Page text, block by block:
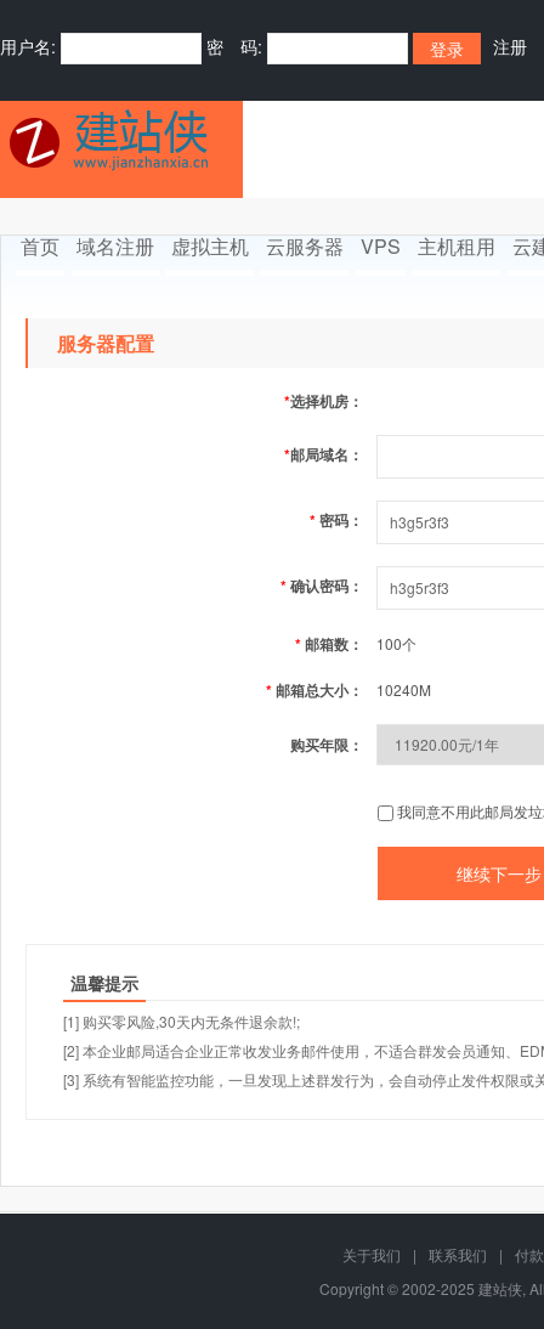
用户名: 密 码: 注册
首页 域名注册 虚拟主机 云服务器 VPS 主机租用 云
服务器配置
*选择机房：
*邮局域名：
*密码：
*确认密码：
*邮箱数： 100个
*邮箱总大小： 10240M
购买年限：
我同意不用此邮局发
温馨提示
[1] 购买零风险,30天内无条件退余款!;
[2] 本企业邮局适合企业正常收发业务邮件使用，不适合群发会员通知、
[3] 系统有智能监控功能，一旦发现上述群发行为，会自动停止发件权限或
关于我们 | 联系我们 |
付
Copyright © 2002-2025 建站侠,